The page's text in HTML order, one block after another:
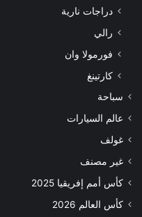
دراجات نارية
رالي
فورمولا وان
كارتينغ
سباحة
عالم السيارات
غولف
غير مصنف
كأس أمم إفريقيا 2025
كأس العالم 2026